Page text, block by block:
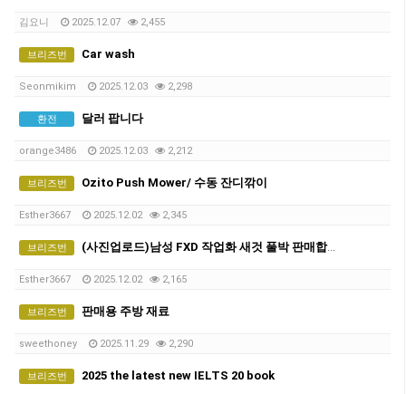
김요니 2025.12.07 2,455
브리즈번 Car wash
Seonmikim 2025.12.03 2,298
환전 달러 팝니다
orange3486 2025.12.03 2,212
브리즈번 Ozito Push Mower/ 수동 잔디깎이
Esther3667 2025.12.02 2,345
브리즈번 (사진업로드)남성 FXD 작업화 새것 풀박 판매합니다.
Esther3667 2025.12.02 2,165
브리즈번 판매용 주방 재료
sweethoney 2025.11.29 2,290
브리즈번 2025 the latest new IELTS 20 book